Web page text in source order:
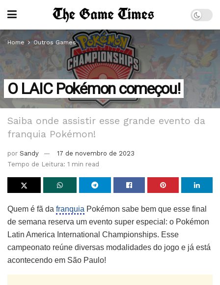
Home Outros Games
O LAIC Pokémon começou!
Saiba onde assistir esse grande evento da
franquia Pokémon!
por Sandy
17 de novembro de 2023
Tempo de Leitura: 1 min read
Quem é fã da franquia Pokémon sabe bem que esse final
de semana reserva um evento super especial: o Pokémon
Latin America International Championships. Esse
campeonato reúne diversas modalidades do jogo e já está
acontecendo em São Paulo!